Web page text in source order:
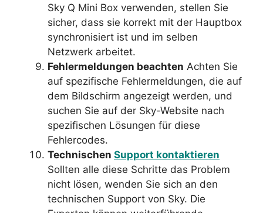
Sky Q Mini Box verwenden, stellen Sie
sicher, dass sie korrekt mit der Hauptbox
synchronisiert ist und im selben
Netzwerk arbeitet.
Fehlermeldungen beachten Achten Sie
auf spezifische Fehlermeldungen, die auf
dem Bildschirm angezeigt werden, und
suchen Sie auf der Sky-Website nach
spezifischen Lösungen für diese
Fehlercodes.
Technischen Support kontaktieren
Sollten alle diese Schritte das Problem
nicht lösen, wenden Sie sich an den
technischen Support von Sky. Die